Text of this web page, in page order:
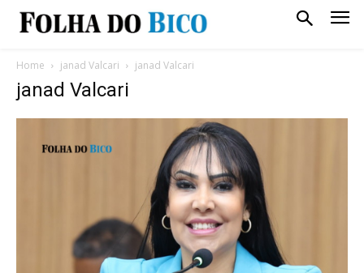
Home janad Valcari janad Valcari
janad Valcari